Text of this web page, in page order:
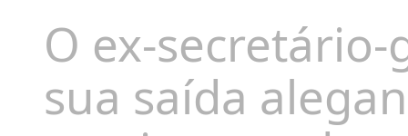
O ex-
sua saída